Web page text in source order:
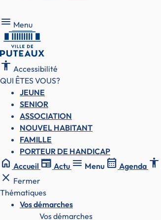
Menu Menu
accessibility Accessibilité
QUI ÊTES VOUS?
JEUNE
SENIOR
ASSOCIATION
NOUVEL HABITANT
FAMILLE
PORTEUR DE HANDICAP
home Accueil newspaper Actu menu Menu calendar_month Agenda accessibility
close Fermer
Thématiques
Vos démarches
Vos démarches